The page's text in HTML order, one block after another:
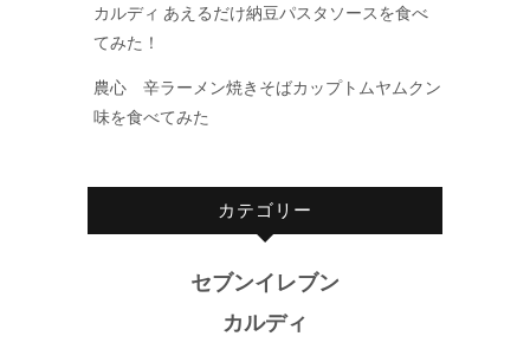
カルディ あえるだけ納豆パスタソースを食べ
てみた！
農心 辛ラーメン焼きそばカップトムヤムクン
味を食べてみた
カテゴリー
セブンイレブン
カルディ